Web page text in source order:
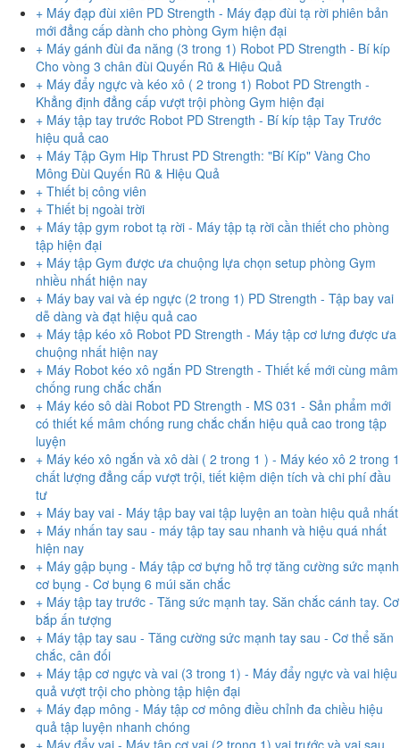
+ Máy đạp đùi xiên PD Strength - Máy đạp đùi tạ rời phiên bản
mới đẳng cấp dành cho phòng Gym hiện đại
+ Máy gánh đùi đa năng (3 trong 1) Robot PD Strength - Bí kíp
Cho vòng 3 chân đùi Quyến Rũ & Hiệu Quả
+ Máy đẩy ngực và kéo xô ( 2 trong 1) Robot PD Strength -
Khẳng định đẳng cấp vượt trội phòng Gym hiện đại
+ Máy tập tay trước Robot PD Strength - Bí kíp tập Tay Trước
hiệu quả cao
+ Máy Tập Gym Hip Thrust PD Strength: "Bí Kíp" Vàng Cho
Mông Đùi Quyến Rũ & Hiệu Quả
+ Thiết bị công viên
+ Thiết bị ngoài trời
+ Máy tập gym robot tạ rời - Máy tập tạ rời cần thiết cho phòng
tập hiện đại
+ Máy tập Gym được ưa chuộng lựa chọn setup phòng Gym
nhiều nhất hiện nay
+ Máy bay vai và ép ngực (2 trong 1) PD Strength - Tập bay vai
dễ dàng và đạt hiệu quả cao
+ Máy tập kéo xô Robot PD Strength - Máy tập cơ lưng được ưa
chuộng nhất hiện nay
+ Máy Robot kéo xô ngắn PD Strength - Thiết kế mới cùng mâm
chống rung chắc chắn
+ Máy kéo sô dài Robot PD Strength - MS 031 - Sản phẩm mới
có thiết kế mâm chống rung chắc chắn hiệu quả cao trong tập
luyện
+ Máy kéo xô ngắn và xô dài ( 2 trong 1 ) - Máy kéo xô 2 trong 1
chất lượng đẳng cấp vượt trội, tiết kiệm diện tích và chi phí đầu
tư
+ Máy bay vai - Máy tập bay vai tập luyện an toàn hiệu quả nhất
+ Máy nhấn tay sau - máy tập tay sau nhanh và hiệu quá nhất
hiện nay
+ Máy gập bụng - Máy tập cơ bựng hỗ trợ tăng cường sức mạnh
cơ bụng - Cơ bụng 6 múi săn chắc
+ Máy tập tay trước - Tăng sức mạnh tay. Săn chắc cánh tay. Cơ
bắp ấn tượng
+ Máy tập tay sau - Tăng cường sức mạnh tay sau - Cơ thể săn
chắc, cân đối
+ Máy tập cơ ngực và vai (3 trong 1) - Máy đẩy ngực và vai hiệu
quả vượt trội cho phòng tập hiện đại
+ Máy đạp mông - Máy tập cơ mông điều chỉnh đa chiều hiệu
quả tập luyện nhanh chóng
+ Máy đẩy vai - Máy tập cơ vai (2 trong 1) vai trước và vai sau